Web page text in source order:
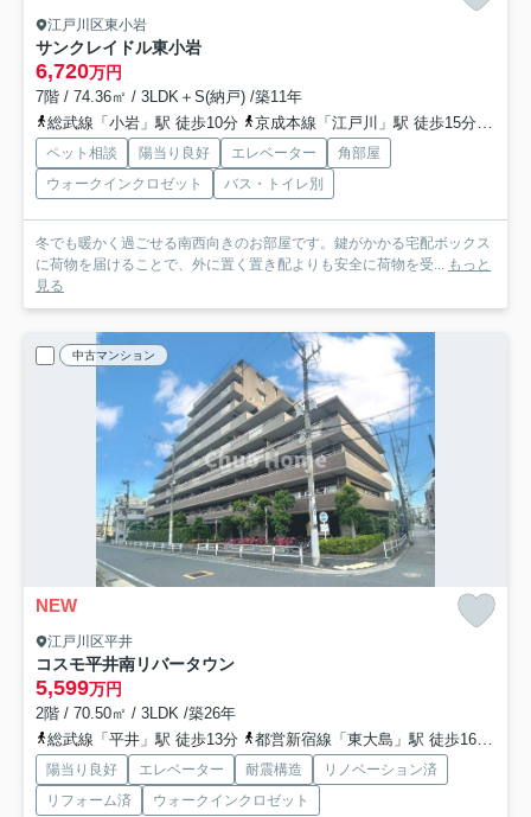
江戸川区東小岩
サンクレイドル東小岩
6,720万円
7階 / 74.36㎡ / 3LDK＋S(納戸) /築11年
総武線「小岩」駅 徒歩10分
京成本線「江戸川」駅 徒歩15分
ペット相談 陽当り良好 エレベーター
角部屋
ウォークインクロゼット
バス・トイレ別
冬でも暖かく過ごせる南西向きのお部屋です。鍵がかかる宅配ボックス
に荷物を届けることで、外に置く置き配よりも安全に荷物を受...
もっと
見る
中古マンション
NEW
江戸川区平井
コスモ平井南リバータウン
5,599万円
2階 / 70.50㎡ / 3LDK /築26年
総武線「平井」駅 徒歩13分
都営新宿線「東大島」駅 徒歩16分
陽当り良好 エレベーター 耐震構造
リノベーション済
リフォーム済
ウォークインクロゼット